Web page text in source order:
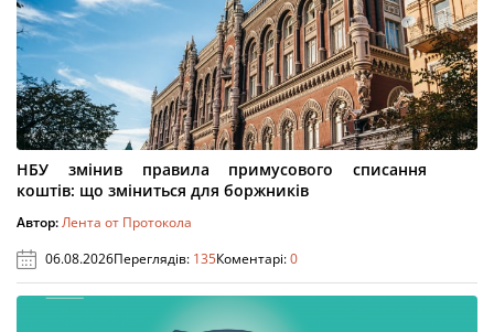
НБУ змінив правила примусового списання
коштів: що зміниться для боржників
Автор:Лента от Протокола
06.08.2026Переглядів: 135Коментарі:0